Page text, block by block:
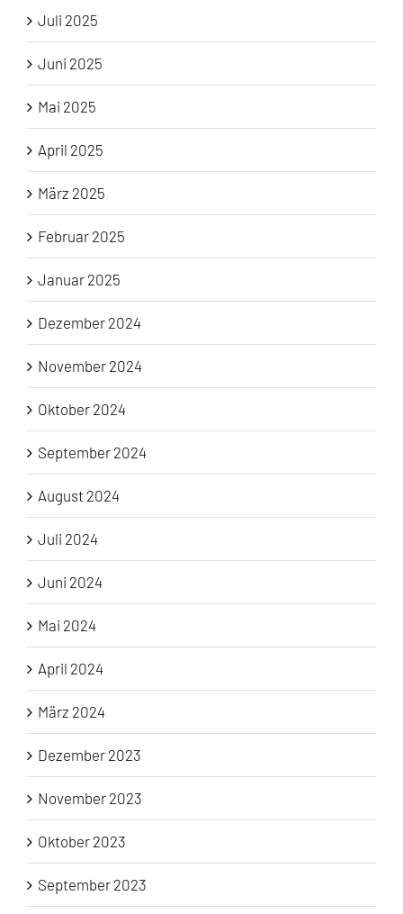
Juli 2025
Juni 2025
Mai 2025
April 2025
März 2025
Februar 2025
Januar 2025
Dezember 2024
November 2024
Oktober 2024
September 2024
August 2024
Juli 2024
Juni 2024
Mai 2024
April 2024
März 2024
Dezember 2023
November 2023
Oktober 2023
September 2023